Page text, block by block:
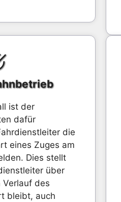
ist der
dafür
die
eines Zuges am
Dies stellt
über
des
bleibt, auch